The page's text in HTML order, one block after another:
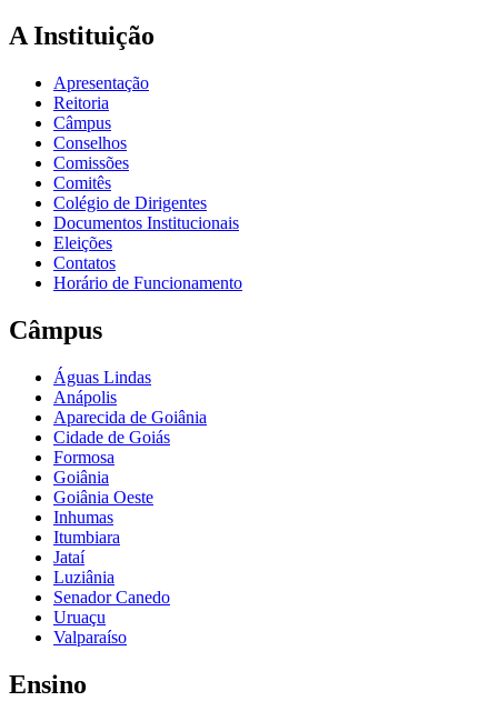
A Instituição
Apresentação
Reitoria
Câmpus
Conselhos
Comissões
Comitês
Colégio de Dirigentes
Documentos Institucionais
Eleições
Contatos
Horário de Funcionamento
Câmpus
Águas Lindas
Anápolis
Aparecida de Goiânia
Cidade de Goiás
Formosa
Goiânia
Goiânia Oeste
Inhumas
Itumbiara
Jataí
Luziânia
Senador Canedo
Uruaçu
Valparaíso
Ensino